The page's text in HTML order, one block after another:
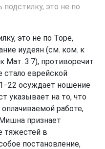
это не по
это не по Торе,
иудеян (см. ком. к
Мат. 3:7), противоречит
стало еврейской
осуждает ношение
указывает на то, что
работе,
признает
тяжестей в
постановление,